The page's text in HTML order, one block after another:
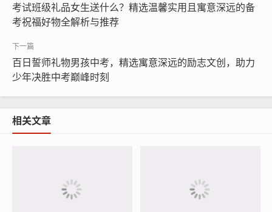
考试班级礼品女生送什么？精选温馨实用且寓意深远的备
考祝福好物全解析与推荐
百日誓师礼物男孩中考，精选寓意深远的励志文创，助力
少年决胜中考巅峰时刻
相关文章